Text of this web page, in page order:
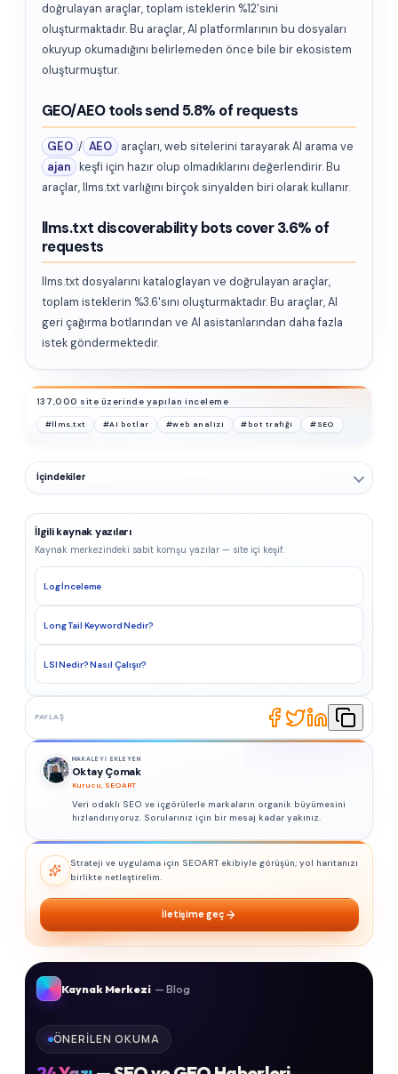
doğrulayan araçlar, toplam isteklerin %12'sini
oluşturmaktadır. Bu araçlar, AI platformlarının bu dosyaları
okuyup okumadığını belirlemeden önce bile bir ekosistem
oluşturmuştur.
GEO/AEO tools send 5.8% of requests
GEO / AEO araçları, web sitelerini tarayarak AI arama ve
ajan keşfi için hazır olup olmadıklarını değerlendirir. Bu
araçlar, llms.txt varlığını birçok sinyalden biri olarak kullanır.
llms.txt discoverability bots cover 3.6% of
requests
llms.txt dosyalarını kataloglayan ve doğrulayan araçlar,
toplam isteklerin %3.6'sını oluşturmaktadır. Bu araçlar, AI
geri çağırma botlarından ve AI asistanlarından daha fazla
istek göndermektedir.
137,000 site üzerinde yapılan inceleme
#llms.txt #AI botlar #web analizi #bot trafiği #SEO
İçindekiler
İlgili kaynak yazıları
Kaynak merkezindeki sabit komşu yazılar — site içi keşif.
Log İnceleme
Long Tail Keyword Nedir?
LSI Nedir? Nasıl Çalışır?
PAYLAŞ
MAKALEYI EKLEYEN
Oktay Çomak
Kurucu, SEOART
Veri odaklı SEO ve içgörülerle markaların organik büyümesini
hızlandırıyoruz. Sorularınız için bir mesaj kadar yakınız.
Strateji ve uygulama için SEOART ekibiyle görüşün; yol haritanızı
birlikte netleştirelim.
İletişime geç
Kaynak Merkezi — Blog
ÖNERILEN OKUMA